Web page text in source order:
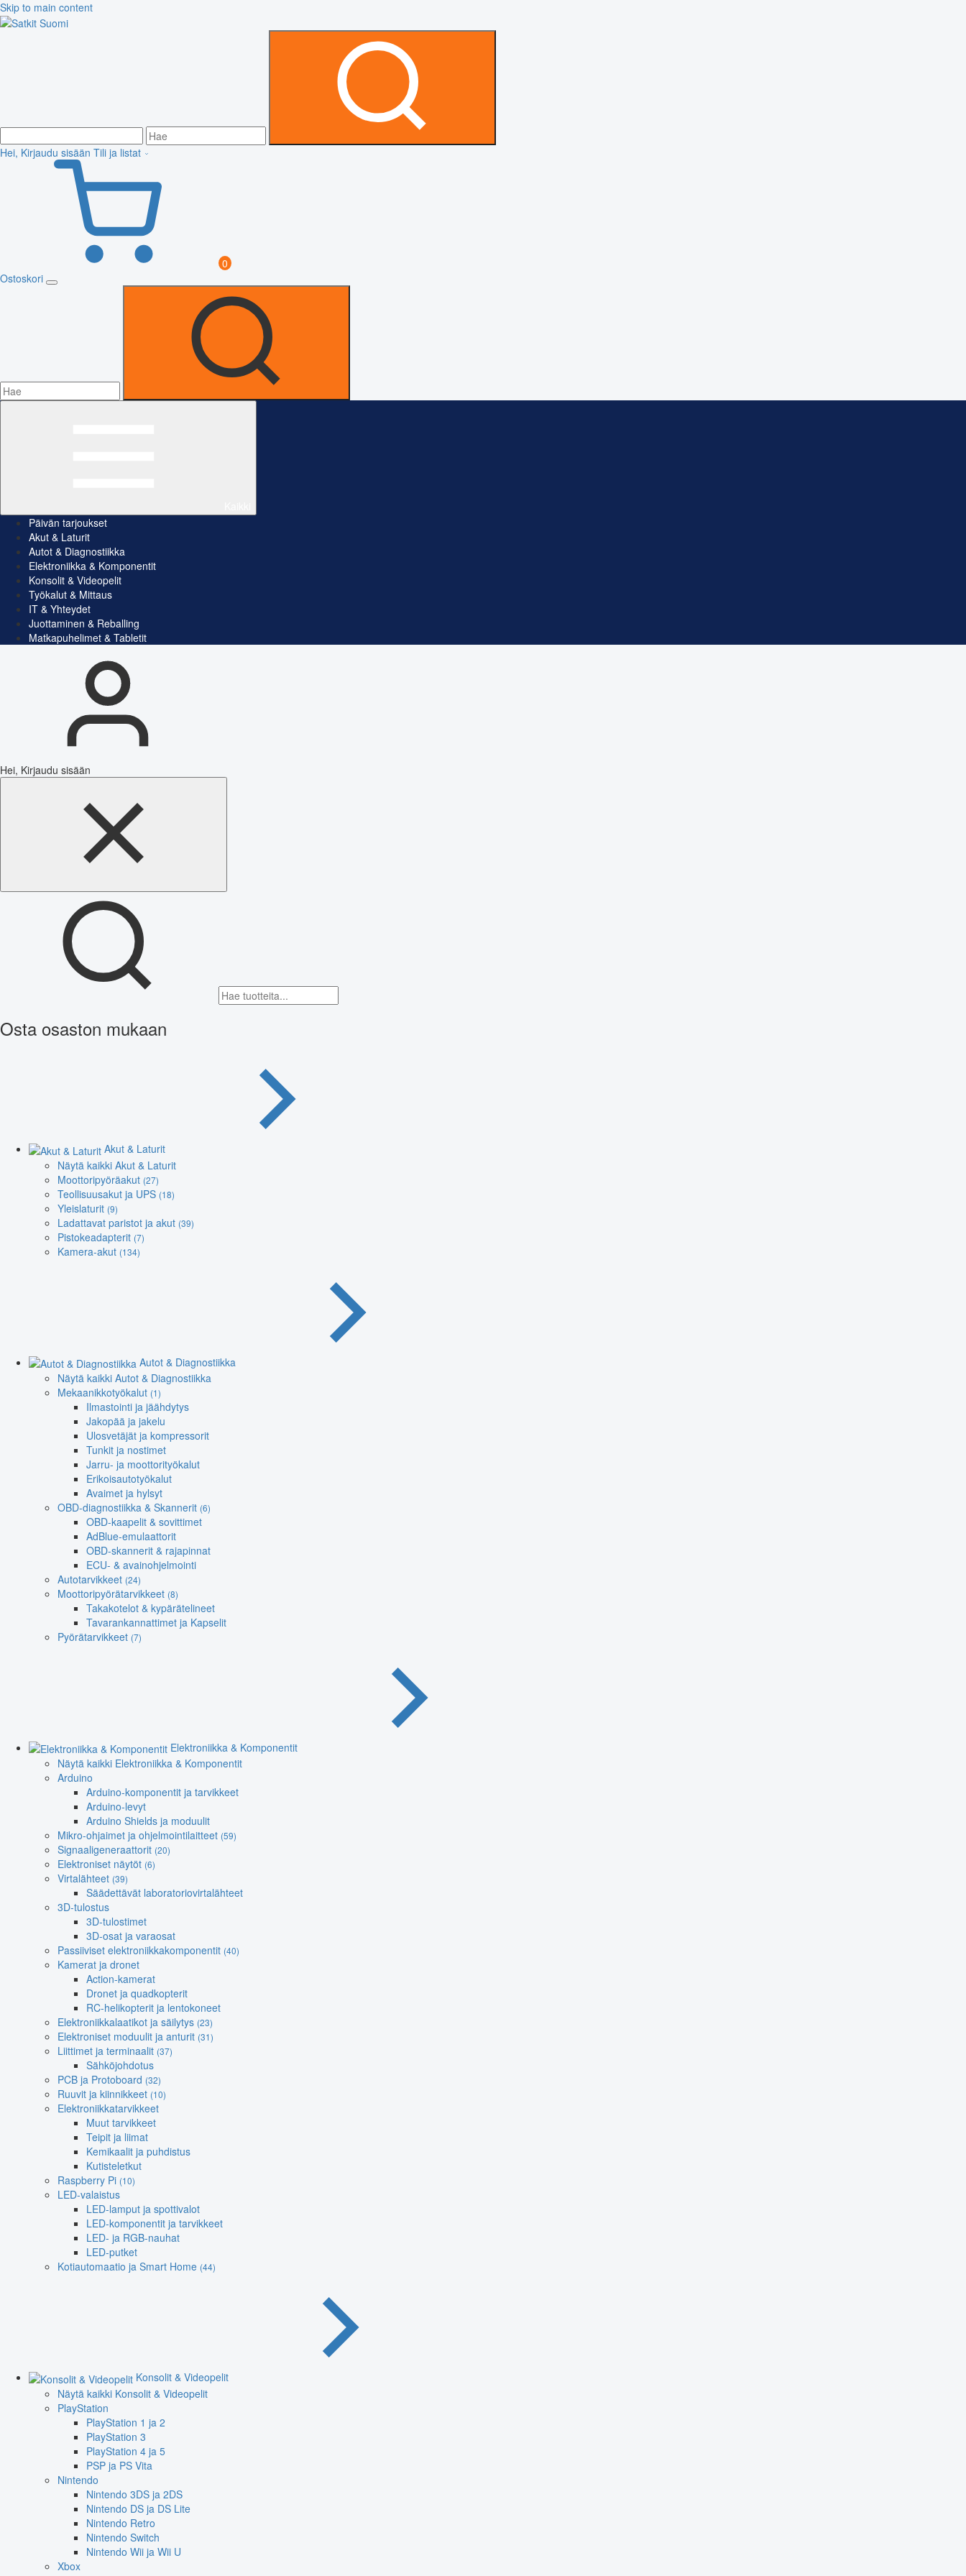
Skip to main content
Hei, Kirjaudu sisään Tili ja listat
0
Ostoskori
Päivän tarjoukset
Akut & Laturit
Autot & Diagnostiikka
Elektroniikka & Komponentit
Konsolit & Videopelit
Työkalut & Mittaus
IT & Yhteydet
Juottaminen & Reballing
Matkapuhelimet & Tabletit
Hei, Kirjaudu sisään
Osta osaston mukaan
Akut & Laturit
Näytä kaikki Akut & Laturit
Moottoripyöräakut (27)
Teollisuusakut ja UPS (18)
Yleislaturit (9)
Ladattavat paristot ja akut (39)
Pistokeadapterit (7)
Kamera-akut (134)
Autot & Diagnostiikka
Näytä kaikki Autot & Diagnostiikka
Mekaanikkotyökalut (1)
Ilmastointi ja jäähdytys
Jakopää ja jakelu
Ulosvetäjät ja kompressorit
Tunkit ja nostimet
Jarru- ja moottorityökalut
Erikoisautotyökalut
Avaimet ja hylsyt
OBD-diagnostiikka & Skannerit (6)
OBD-kaapelit & sovittimet
AdBlue-emulaattorit
OBD-skannerit & rajapinnat
ECU- & avainohjelmointi
Autotarvikkeet (24)
Moottoripyörätarvikkeet (8)
Takakotelot & kypärätelineet
Tavarankannattimet ja Kapselit
Pyörätarvikkeet (7)
Elektroniikka & Komponentit
Näytä kaikki Elektroniikka & Komponentit
Arduino
Arduino-komponentit ja tarvikkeet
Arduino-levyt
Arduino Shields ja moduulit
Mikro-ohjaimet ja ohjelmointilaitteet (59)
Signaaligeneraattorit (20)
Elektroniset näytöt (6)
Virtalähteet (39)
Säädettävät laboratoriovirtalähteet
3D-tulostus
3D-tulostimet
3D-osat ja varaosat
Passiiviset elektroniikkakomponentit (40)
Kamerat ja dronet
Action-kamerat
Dronet ja quadkopterit
RC-helikopterit ja lentokoneet
Elektroniikkalaatikot ja säilytys (23)
Elektroniset moduulit ja anturit (31)
Liittimet ja terminaalit (37)
Sähköjohdotus
PCB ja Protoboard (32)
Ruuvit ja kiinnikkeet (10)
Elektroniikkatarvikkeet
Muut tarvikkeet
Teipit ja liimat
Kemikaalit ja puhdistus
Kutisteletkut
Raspberry Pi (10)
LED-valaistus
LED-lamput ja spottivalot
LED-komponentit ja tarvikkeet
LED- ja RGB-nauhat
LED-putket
Kotiautomaatio ja Smart Home (44)
Konsolit & Videopelit
Näytä kaikki Konsolit & Videopelit
PlayStation
PlayStation 1 ja 2
PlayStation 3
PlayStation 4 ja 5
PSP ja PS Vita
Nintendo
Nintendo 3DS ja 2DS
Nintendo DS ja DS Lite
Nintendo Retro
Nintendo Switch
Nintendo Wii ja Wii U
Xbox